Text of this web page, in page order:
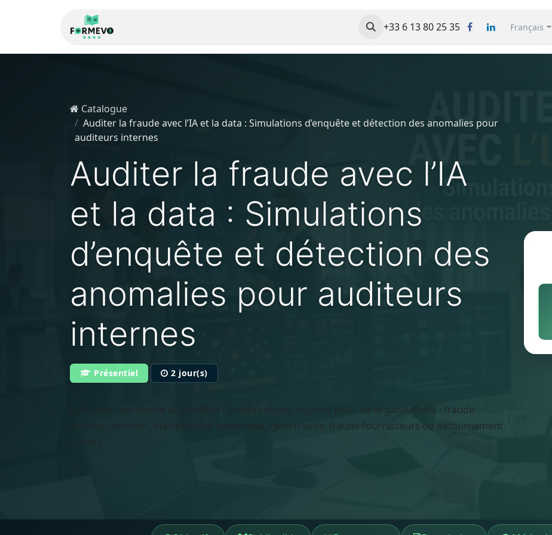
Formations Mes Cours Contact
+33 6 13 80 25 35 Français
Catalogue
Auditer la fraude avec l’IA et la data : Simulations d’enquête et détection des anomalies pour
auditeurs internes
Auditer la fraude avec l’IA
et la data : Simulations
d’enquête et détection des
anomalies pour auditeurs
internes
Présentiel 2 jour(s)
La fraude représente aujourd’hui l’un des risques majeurs pour les organisations : fraude
interne, collusion, manipulation comptable, cyberfraude, fraude fournisseurs ou détournement